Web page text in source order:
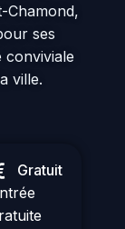
Chamond,
ses
conviviale
ville.
Gratuit